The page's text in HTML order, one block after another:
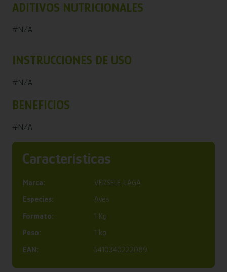
ADITIVOS NUTRICIONALES
#N/A
INSTRUCCIONES DE USO
#N/A
BENEFICIOS
#N/A
Características
Marca:
VERSELE-LAGA
Especies:
Aves
Formato:
1 Kg
Peso:
1 kg
EAN:
5410340222089